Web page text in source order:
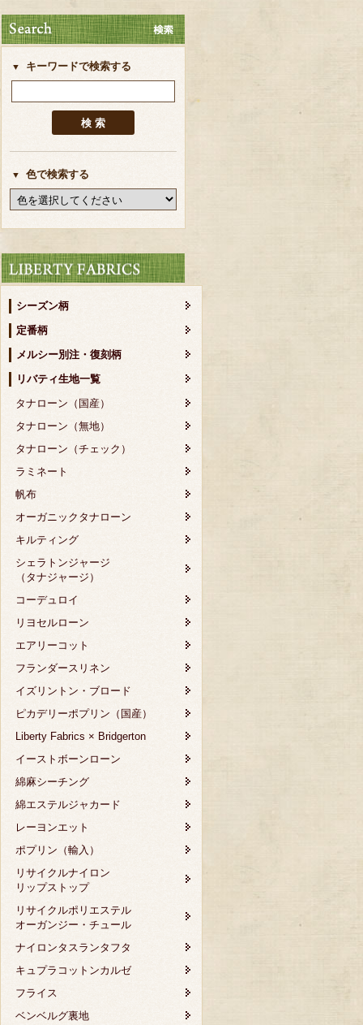
キーワードで検索する
色で検索する
シーズン柄
定番柄
メルシー別注・復刻柄
リバティ生地一覧
タナローン（国産）
タナローン（無地）
タナローン（チェック）
ラミネート
帆布
オーガニックタナローン
キルティング
シェラトンジャージ
（タナジャージ）
コーデュロイ
リヨセルローン
エアリーコット
フランダースリネン
イズリントン・ブロード
ピカデリーポプリン（国産）
Liberty Fabrics × Bridgerton
イーストボーンローン
綿麻シーチング
綿エステルジャカード
レーヨンエット
ポプリン（輸入）
リサイクルナイロン
リップストップ
リサイクルポリエステル
オーガンジー・チュール
ナイロンタスランタフタ
キュプラコットンカルゼ
フライス
ベンベルグ裏地